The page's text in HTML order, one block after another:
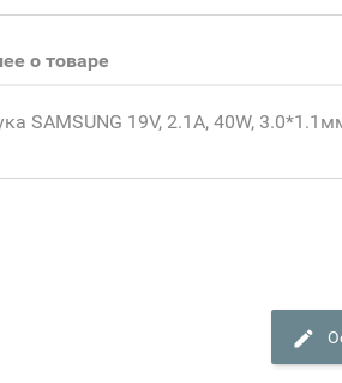
о товаре
SAMSUNG 19V, 2.1A, 40W,